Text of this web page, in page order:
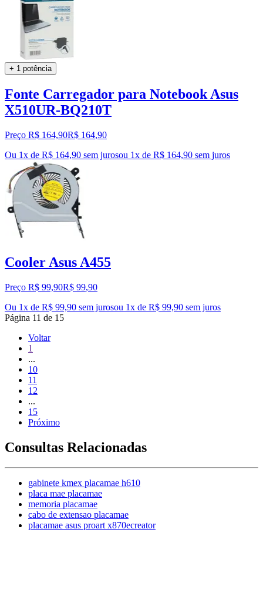
+ 1 potência
Fonte Carregador para Notebook Asus
X510UR-BQ210T
Preço R$ 164,90R$ 164,90
Ou 1x de R$ 164,90 sem jurosou 1x de R$ 164,90 sem juros
Cooler Asus A455
Preço R$ 99,90R$ 99,90
Ou 1x de R$ 99,90 sem jurosou 1x de R$ 99,90 sem juros
Página 11 de 15
Voltar
1
...
10
11
12
...
15
Próximo
Consultas Relacionadas
gabinete kmex placamae h610
placa mae placamae
memoria placamae
cabo de extensao placamae
placamae asus proart x870ecreator